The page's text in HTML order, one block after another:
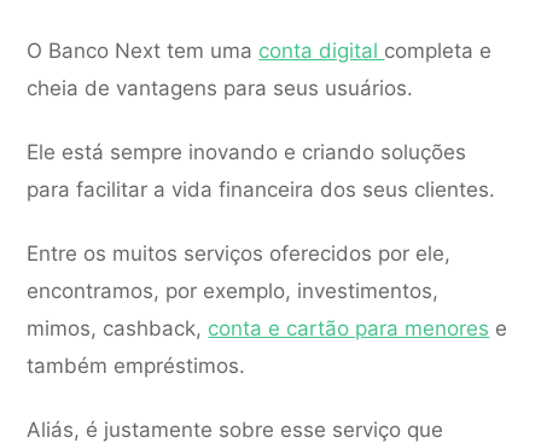
O Banco Next tem uma conta digital completa e
cheia de vantagens para seus usuários.
Ele está sempre inovando e criando soluções
para facilitar a vida financeira dos seus clientes.
Entre os muitos serviços oferecidos por ele,
encontramos, por exemplo, investimentos,
mimos, cashback, conta e cartão para menores e
também empréstimos.
Aliás, é justamente sobre esse serviço que